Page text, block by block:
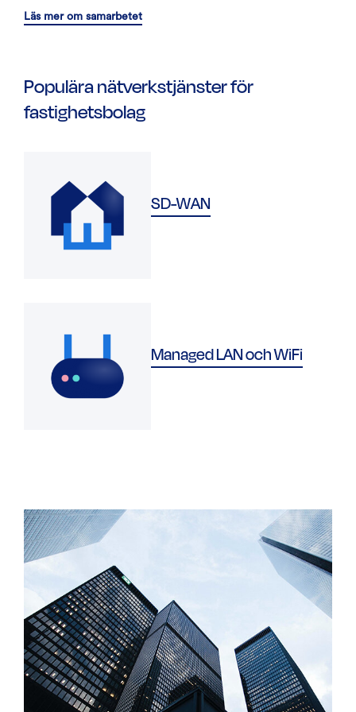
Läs mer om samarbetet
Populära nätverkstjänster för
fastighetsbolag
SD-WAN
Managed LAN och WiFi